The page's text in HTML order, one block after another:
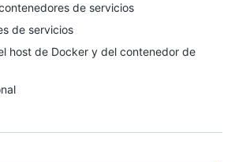
de servicios
de servicios
host de Docker y del contenedor de